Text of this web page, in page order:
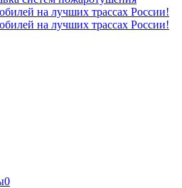
на лучших трассах России!
на лучших трассах России!
0